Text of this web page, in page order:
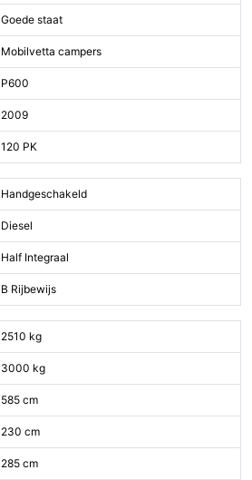
Goede staat
Mobilvetta campers
P600
2009
120 PK
Handgeschakeld
Diesel
Half Integraal
B Rijbewijs
2510 kg
3000 kg
585 cm
230 cm
285 cm